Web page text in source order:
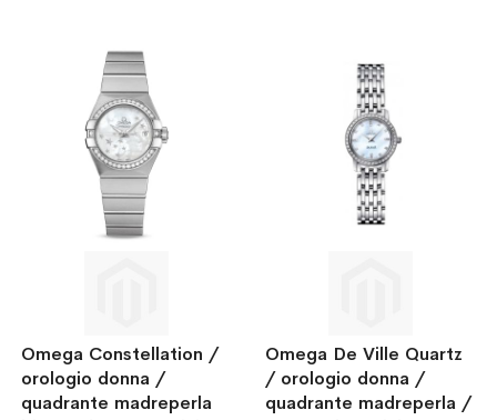
Omega Constellation /
orologio donna /
quadrante madreperla
Omega De Ville Quartz
/ orologio donna /
quadrante madreperla /